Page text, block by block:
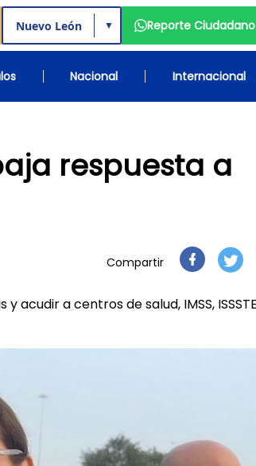
▼ Reporte Ciudadano
Nacional Internacional
respuesta a
Compartir
a centros de salud, IMSS,